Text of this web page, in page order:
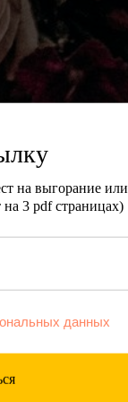
на выгорание или
на 3 pdf страницах)
данных